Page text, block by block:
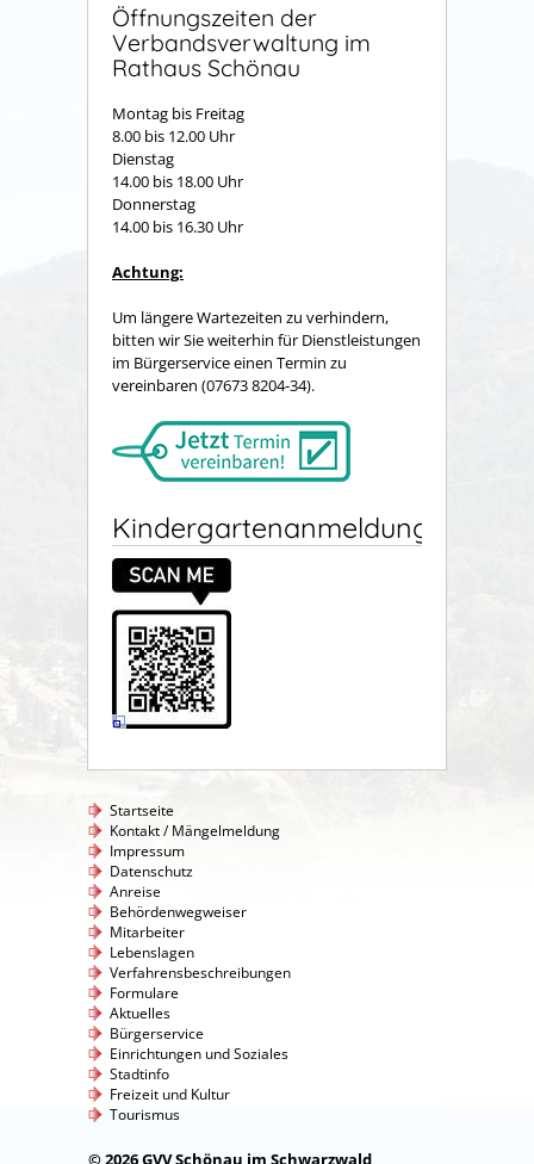
Öffnungszeiten der
Verbandsverwaltung im
Rathaus Schönau
Montag bis Freitag
8.00 bis 12.00 Uhr
Dienstag
14.00 bis 18.00 Uhr
Donnerstag
14.00 bis 16.30 Uhr
Achtung:
Um längere Wartezeiten zu verhindern,
bitten wir Sie weiterhin für Dienstleistungen
im Bürgerservice einen Termin zu
vereinbaren (07673 8204-34).
Kindergartenanmeldung
Startseite
Kontakt / Mängelmeldung
Impressum
Datenschutz
Anreise
Behördenwegweiser
Mitarbeiter
Lebenslagen
Verfahrensbeschreibungen
Formulare
Aktuelles
Bürgerservice
Einrichtungen und Soziales
Stadtinfo
Freizeit und Kultur
Tourismus
© 2026 GVV Schönau im Schwarzwald